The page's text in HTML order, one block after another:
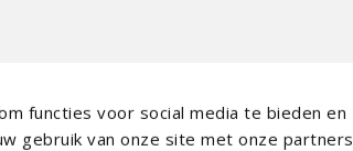
functies voor social media te bieden en
gebruik van onze site met onze partners